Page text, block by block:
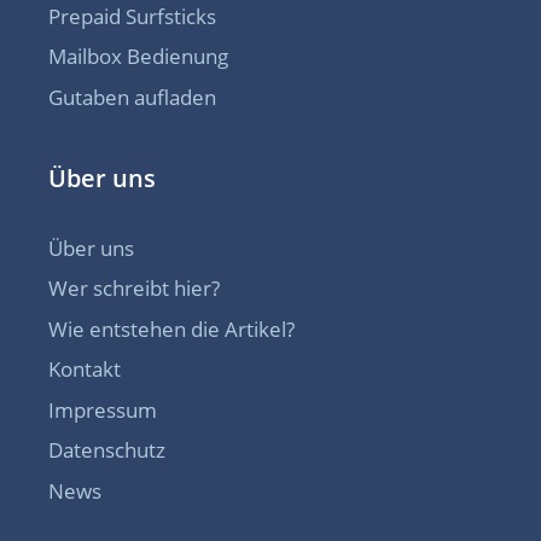
Prepaid Surfsticks
Mailbox Bedienung
Gutaben aufladen
Über uns
Über uns
Wer schreibt hier?
Wie entstehen die Artikel?
Kontakt
Impressum
Datenschutz
News